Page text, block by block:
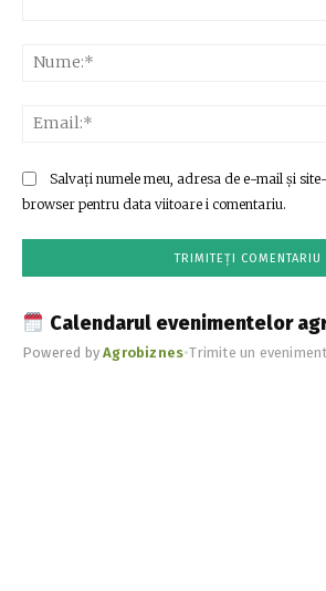
Salvați numele meu, adresa de e-mail și
browser pentru data viitoare i comentariu.
Calendarul evenimentelor
Powered byAgrobiznes•Trimite un eveniment